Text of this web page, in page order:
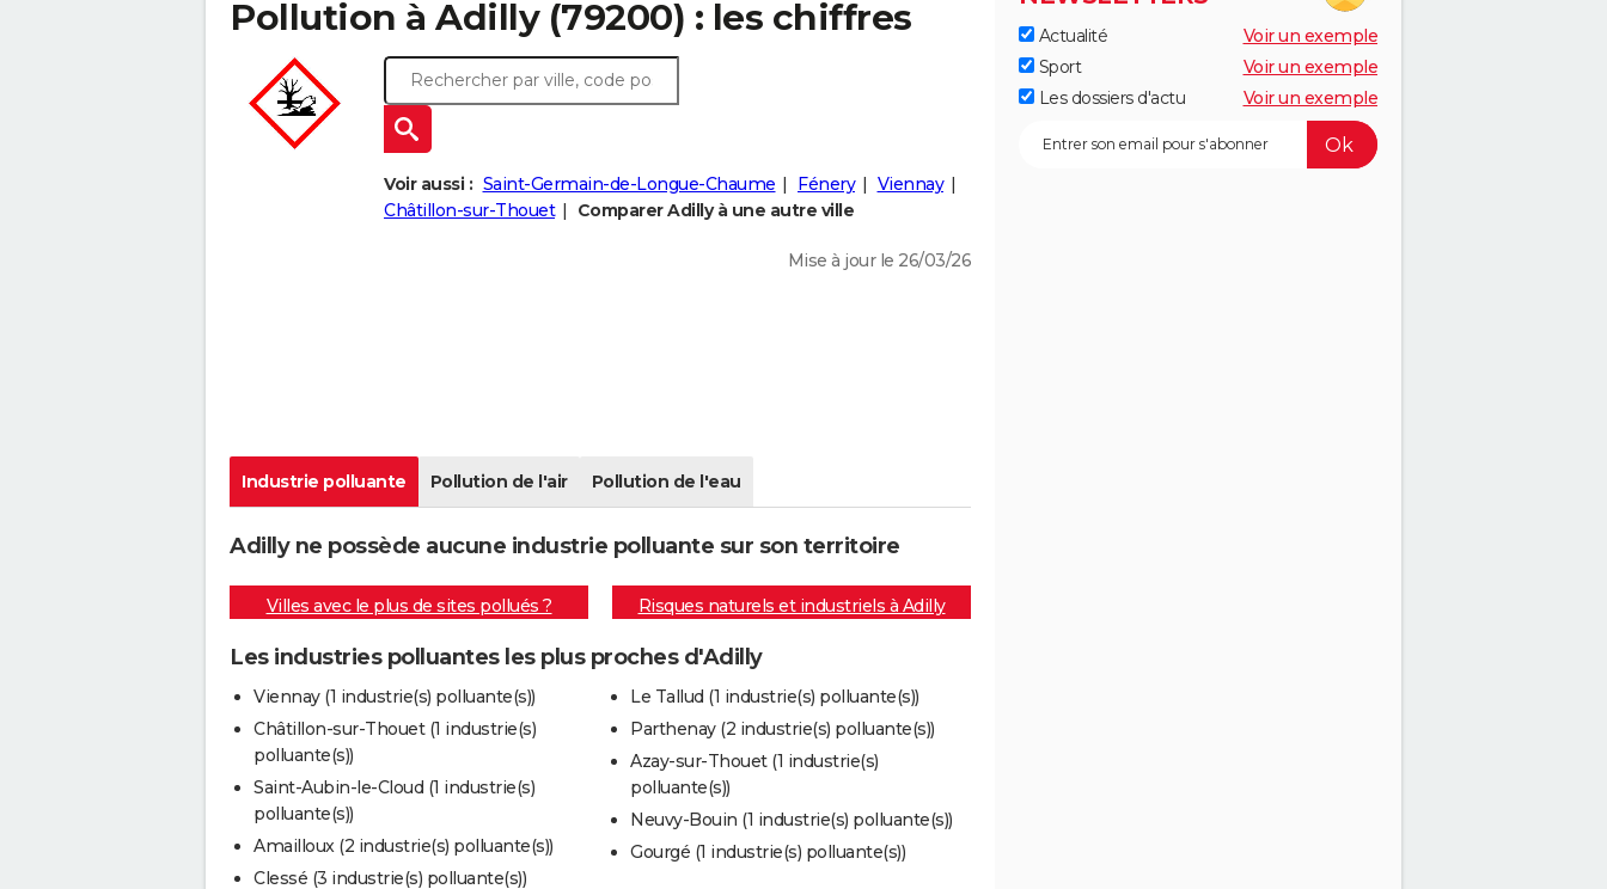
Pollution à Adilly (79200) : les chiffres
Voir aussi : Saint-Germain-de-Longue-Chaume Fénery
Viennay
Châtillon-sur-Thouet
Comparer Adilly à une autre ville
Mise à jour le 26/03/26
Industrie polluante Pollution de l'air Pollution de l'eau
Adilly ne possède aucune industrie polluante sur son territoire
Villes avec le plus de sites pollués ? Risques naturels et industriels à Adilly
Les industries polluantes les plus proches d'Adilly
Viennay (1 industrie(s) polluante(s))
Châtillon-sur-Thouet (1 industrie(s)
polluante(s))
Saint-Aubin-le-Cloud (1 industrie(s)
polluante(s))
Amailloux (2 industrie(s) polluante(s))
Clessé (3 industrie(s) polluante(s))
Le Tallud (1 industrie(s) polluante(s))
Parthenay (2 industrie(s) polluante(s))
Azay-sur-Thouet (1 industrie(s)
polluante(s))
Neuvy-Bouin (1 industrie(s) polluante(s))
Gourgé (1 industrie(s) polluante(s))
Actualité
Voir un exemple
Sport
Voir un exemple
Les dossiers d'actu
Voir un exemple